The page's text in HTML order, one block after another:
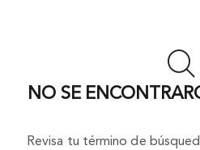
NO SE
Revisa tu término de